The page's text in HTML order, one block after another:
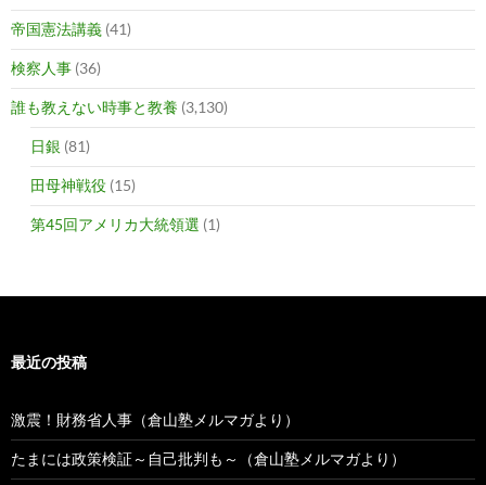
帝国憲法講義 (41)
検察人事 (36)
誰も教えない時事と教養 (3,130)
日銀 (81)
田母神戦役 (15)
第45回アメリカ大統領選 (1)
最近の投稿
激震！財務省人事（倉山塾メルマガより）
たまには政策検証～自己批判も～（倉山塾メルマガより）